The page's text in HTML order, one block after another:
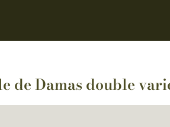
de Damas double